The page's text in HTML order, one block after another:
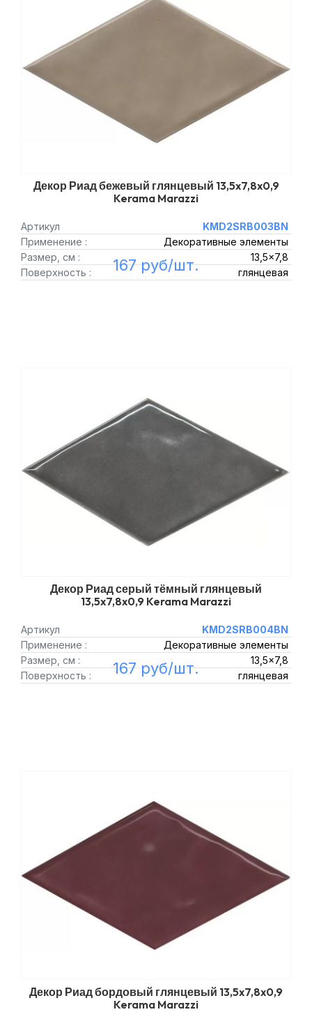
Декор Риад бежевый глянцевый 13,5x7,8x0,9
Kerama Marazzi
Артикул
KMD2SRB003BN
Применение :
Декоративные элементы
Размер, см :
13,5x7,8
Поверхность :
глянцевая
167 руб/шт.
Декор Риад серый тёмный глянцевый
13,5x7,8x0,9 Kerama Marazzi
Артикул
KMD2SRB004BN
Применение :
Декоративные элементы
Размер, см :
13,5x7,8
Поверхность :
глянцевая
167 руб/шт.
Декор Риад бордовый глянцевый 13,5x7,8x0,9
Kerama Marazzi